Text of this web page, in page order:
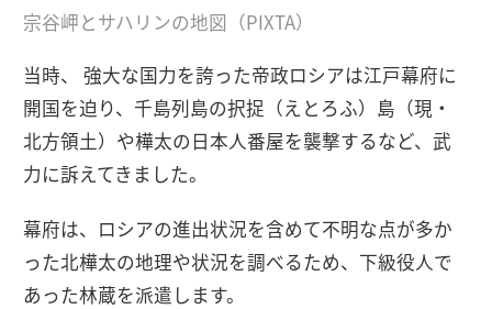
宗谷岬とサハリンの地図（PIXTA）
当時、 強大な国力を誇った帝政ロシアは江戸幕府に
開国を迫り、千島列島の択捉（えとろふ）島（現・
北方領土）や樺太の日本人番屋を襲撃するなど、武
力に訴えてきました。
幕府は、ロシアの進出状況を含めて不明な点が多か
った北樺太の地理や状況を調べるため、下級役人で
あった林蔵を派遣します。